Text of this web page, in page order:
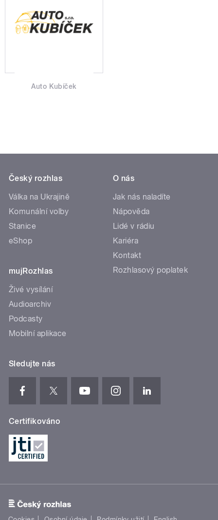
Auto Kubíček
Český rozhlas
Válka na Ukrajině
Komunální volby
Stanice
eShop
mujRozhlas
Živé vysílání
Audioarchiv
Podcasty
Mobilní aplikace
O nás
Jak nás naladíte
Nápověda
Lidé v rádiu
Kariéra
Kontakt
Rozhlasový poplatek
Sledujte nás
Certifikováno